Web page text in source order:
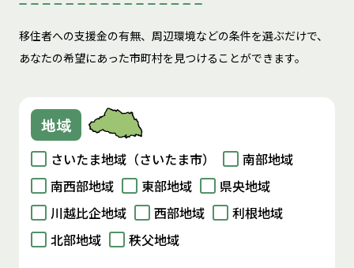
移住者への支援金の有無、周辺環境などの条件を選ぶだけで、
あなたの希望にあった市町村を見つけることができます。
地域
さいたま地域（さいたま市）
南部地域
南西部地域
東部地域
県央地域
川越比企地域
西部地域
利根地域
北部地域
秩父地域